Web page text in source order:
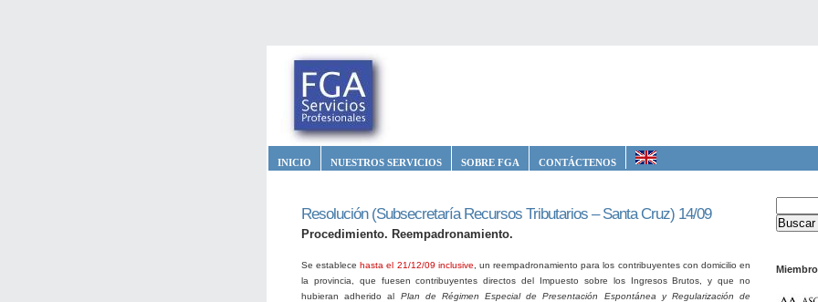
INICIO NUESTROS SERVICIOS SOBRE FGA CONTÁCTENOS
Resolución (Subsecretaría Recursos Tributarios – Santa Cruz) 14/09
Procedimiento. Reempadronamiento.
Se establecehasta el 21/12/09 inclusive , un reempadronamiento para los contribuyentes con domicilio en
la provincia, que fuesen contribuyentes directos del Impuesto sobre los Ingresos Brutos, y que no
hubieran adherido al Plan de Régimen Especial de Presentación Espontánea y Regularización de